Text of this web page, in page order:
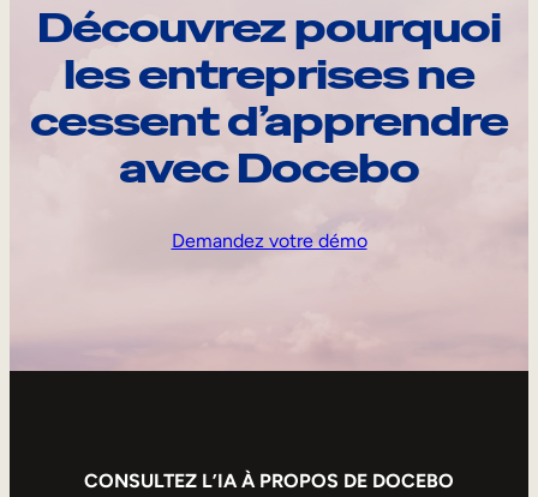
Découvrez pourquoi
les entreprises ne
cessent d’apprendre
avec Docebo
Demandez votre démo
CONSULTEZ L’IA À PROPOS DE DOCEBO